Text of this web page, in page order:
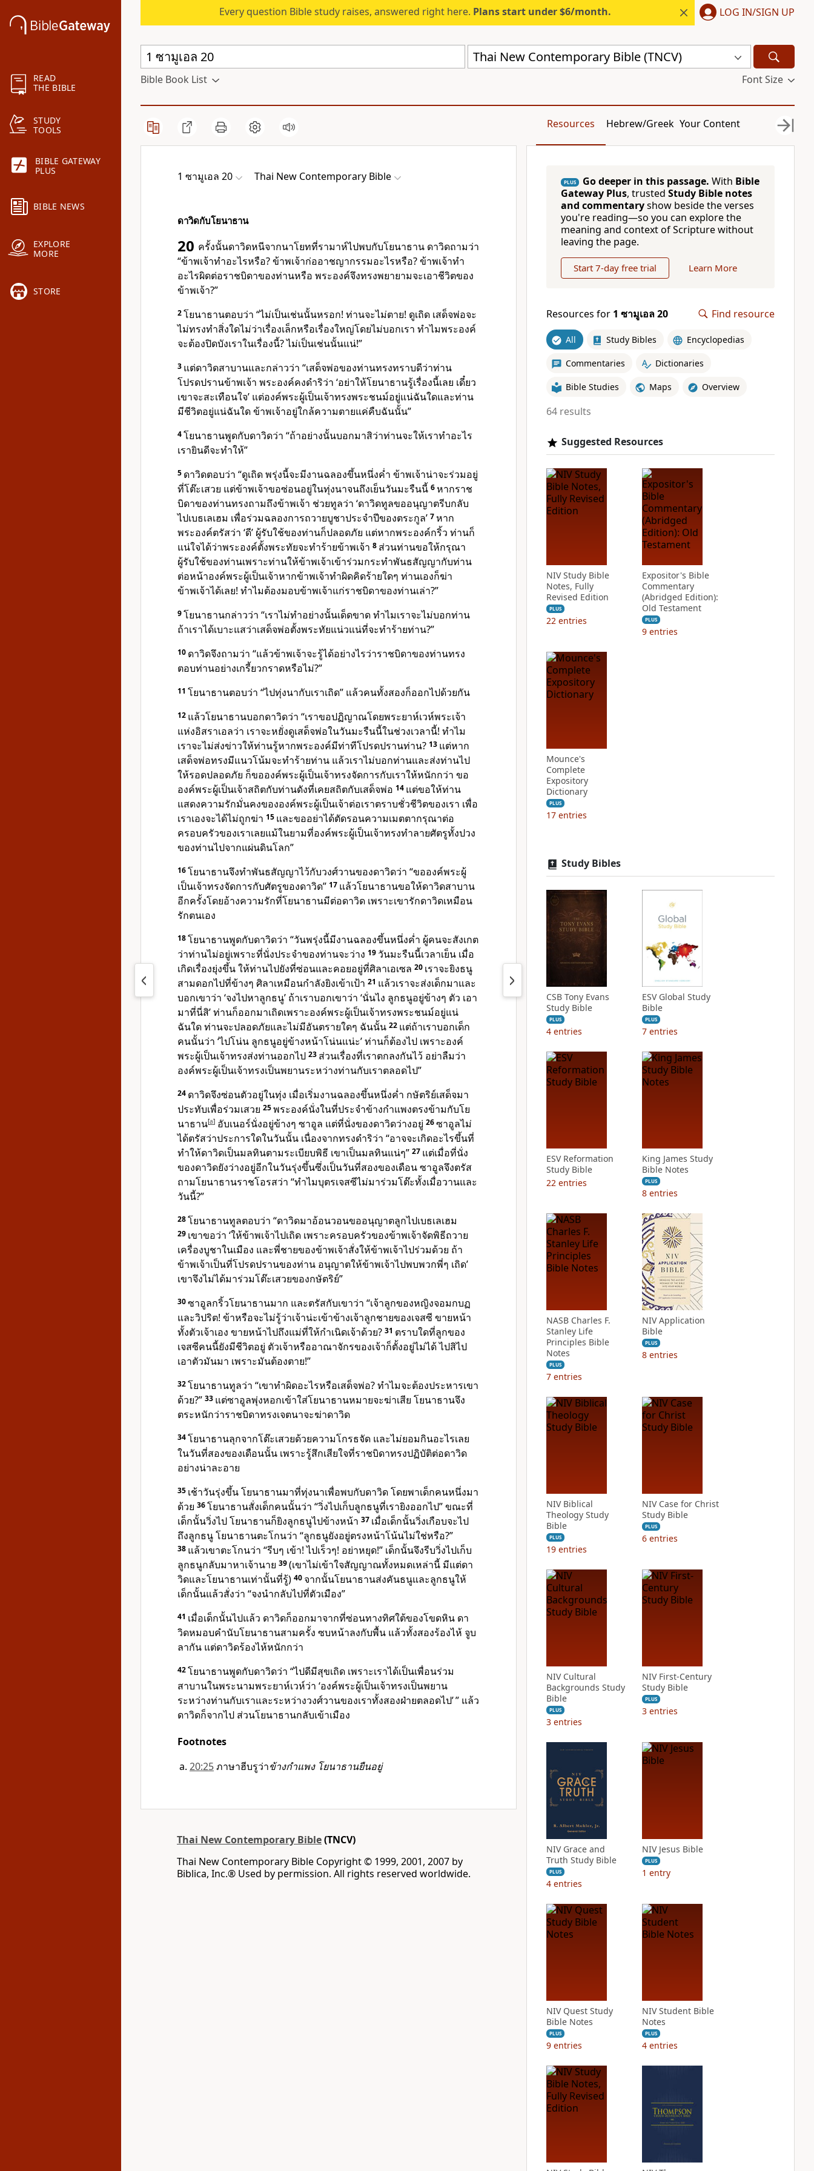
READ
THE BIBLE
STUDY
TOOLS
BIBLE GATEWAY
PLUS
BIBLE NEWS
EXPLORE
MORE
STORE
Every question Bible study raises, answered right here. Plans start under $6/month. LOG IN/SIGN UP
Thai New Contemporary Bible (TNCV)
Bible Book List Font Size
Resources Hebrew/Greek Your Content
1 ซามูเอล 20 Thai New Contemporary Bible
ดาวิดกับโยนาธาน
20 ครั้งนั้นดาวิดหนีจากนาโยทที่รามาห์ไปพบกับโยนาธาน ดาวิดถามว่า
“ข้าพเจ้าทำอะไรหรือ? ข้าพเจ้าก่ออาชญากรรมอะไรหรือ? ข้าพเจ้าทำ
อะไรผิดต่อราชบิดาของท่านหรือ พระองค์จึงทรงพยายามจะเอาชีวิตของ
ข้าพเจ้า?”
2โยนาธานตอบว่า “ไม่เป็นเช่นนั้นหรอก! ท่านจะไม่ตาย! ดูเถิด เสด็จพ่อจะ
ไม่ทรงทำสิ่งใดไม่ว่าเรื่องเล็กหรือเรื่องใหญ่โดยไม่บอกเรา ทำไมพระองค์
จะต้องปิดบังเราในเรื่องนี้? ไม่เป็นเช่นนั้นแน่!”
3 แต่ดาวิดสาบานและกล่าวว่า “เสด็จพ่อของท่านทรงทราบดีว่าท่าน
โปรดปรานข้าพเจ้า พระองค์คงดำริว่า ‘อย่าให้โยนาธานรู้เรื่องนี้เลย เดี๋ยว
เขาจะสะเทือนใจ’ แต่องค์พระผู้เป็นเจ้าทรงพระชนม์อยู่แน่ฉันใดและท่าน
มีชีวิตอยู่แน่ฉันใด ข้าพเจ้าอยู่ใกล้ความตายแค่คืบฉันนั้น”
4โยนาธานพูดกับดาวิดว่า “ถ้าอย่างนั้นบอกมาสิว่าท่านจะให้เราทำอะไร
เรายินดีจะทำให้”
5 ดาวิดตอบว่า “ดูเถิด พรุ่งนี้จะมีงานฉลองขึ้นหนึ่งค่ำ ข้าพเจ้าน่าจะร่วมอยู่
ที่โต๊ะเสวย แต่ข้าพเจ้าขอซ่อนอยู่ในทุ่งนาจนถึงเย็นวันมะรืนนี้ 6หากราช
บิดาของท่านทรงถามถึงข้าพเจ้า ช่วยทูลว่า ‘ดาวิดทูลขออนุญาตรีบกลับ
ไปเบธเลเฮม เพื่อร่วมฉลองการถวายบูชาประจำปีของตระกูล’ 7หาก
พระองค์ตรัสว่า ‘ดี’ ผู้รับใช้ของท่านก็ปลอดภัย แต่หากพระองค์กริ้ว ท่านก็
แน่ใจได้ว่าพระองค์ตั้งพระทัยจะทำร้ายข้าพเจ้า 8 ส่วนท่านขอให้กรุณา
ผู้รับใช้ของท่านเพราะท่านให้ข้าพเจ้าเข้าร่วมกระทำพันธสัญญากับท่าน
ต่อหน้าองค์พระผู้เป็นเจ้าหากข้าพเจ้าทำผิดคิดร้ายใดๆ ท่านเองก็ฆ่า
ข้าพเจ้าได้เลย! ทำไมต้องมอบข้าพเจ้าแก่ราชบิดาของท่านเล่า?”
9โยนาธานกล่าวว่า “เราไม่ทำอย่างนั้นเด็ดขาด ทำไมเราจะไม่บอกท่าน
ถ้าเราได้เบาะแสว่าเสด็จพ่อตั้งพระทัยแน่วแน่ที่จะทำร้ายท่าน?”
10 ดาวิดจึงถามว่า “แล้วข้าพเจ้าจะรู้ได้อย่างไรว่าราชบิดาของท่านทรง
ตอบท่านอย่างเกรี้ยวกราดหรือไม่?”
11 โยนาธานตอบว่า “ไปทุ่งนากับเราเถิด” แล้วคนทั้งสองก็ออกไปด้วยกัน
12 แล้วโยนาธานบอกดาวิดว่า “เราขอปฏิญาณโดยพระยาห์เวห์พระเจ้า
แห่งอิสราเอลว่า เราจะหยั่งดูเสด็จพ่อในวันมะรืนนี้ในช่วงเวลานี้! ทำไม
เราจะไม่ส่งข่าวให้ท่านรู้หากพระองค์มีท่าทีโปรดปรานท่าน? 13 แต่หาก
เสด็จพ่อทรงมีแนวโน้มจะทำร้ายท่าน แล้วเราไม่บอกท่านและส่งท่านไป
ให้รอดปลอดภัย ก็ขอองค์พระผู้เป็นเจ้าทรงจัดการกับเราให้หนักกว่า ขอ
องค์พระผู้เป็นเจ้าสถิตกับท่านดังที่เคยสถิตกับเสด็จพ่อ 14 แต่ขอให้ท่าน
แสดงความรักมั่นคงขององค์พระผู้เป็นเจ้าต่อเราตราบชั่วชีวิตของเรา เพื่อ
เราเองจะได้ไม่ถูกฆ่า 15 และขออย่าได้ตัดรอนความเมตตากรุณาต่อ
ครอบครัวของเราเลยแม้ในยามที่องค์พระผู้เป็นเจ้าทรงทำลายศัตรูทั้งปวง
ของท่านไปจากแผ่นดินโลก”
16โยนาธานจึงทำพันธสัญญาไว้กับวงศ์วานของดาวิดว่า “ขอองค์พระผู้
เป็นเจ้าทรงจัดการกับศัตรูของดาวิด” 17 แล้วโยนาธานขอให้ดาวิดสาบาน
อีกครั้งโดยอ้างความรักที่โยนาธานมีต่อดาวิด เพราะเขารักดาวิดเหมือน
รักตนเอง
18โยนาธานพูดกับดาวิดว่า “วันพรุ่งนี้มีงานฉลองขึ้นหนึ่งค่ำ ผู้คนจะสังเกต
ว่าท่านไม่อยู่เพราะที่นั่งประจำของท่านจะว่าง 19 วันมะรืนนี้เวลาเย็น เมื่อ
เกิดเรื่องยุ่งขึ้น ให้ท่านไปยังที่ซ่อนและคอยอยู่ที่ศิลาเอเซล 20 เราจะยิงธนู
สามดอกไปที่ข้างๆ ศิลาเหมือนกำลังยิงเข้าเป้า 21 แล้วเราจะส่งเด็กมาและ
บอกเขาว่า ‘จงไปหาลูกธนู’ ถ้าเราบอกเขาว่า ‘นั่นไง ลูกธนูอยู่ข้างๆ ตัว เอา
มาที่นี่สิ’ ท่านก็ออกมาเถิดเพราะองค์พระผู้เป็นเจ้าทรงพระชนม์อยู่แน่
ฉันใด ท่านจะปลอดภัยและไม่มีอันตรายใดๆ ฉันนั้น 22 แต่ถ้าเราบอกเด็ก
คนนั้นว่า ‘ไปโน่น ลูกธนูอยู่ข้างหน้าโน่นแน่ะ’ ท่านก็ต้องไป เพราะองค์
พระผู้เป็นเจ้าทรงส่งท่านออกไป 23 ส่วนเรื่องที่เราตกลงกันไว้ อย่าลืมว่า
องค์พระผู้เป็นเจ้าทรงเป็นพยานระหว่างท่านกับเราตลอดไป”
24 ดาวิดจึงซ่อนตัวอยู่ในทุ่ง เมื่อเริ่มงานฉลองขึ้นหนึ่งค่ำ กษัตริย์เสด็จมา
ประทับเพื่อร่วมเสวย 25พระองค์นั่งในที่ประจำข้างกำแพงตรงข้ามกับโย
นาธาน[a] อับเนอร์นั่งอยู่ข้างๆ ซาอูล แต่ที่นั่งของดาวิดว่างอยู่ 26ซาอูลไม่
ได้ตรัสว่าประการใดในวันนั้น เนื่องจากทรงดำริว่า “อาจจะเกิดอะไรขึ้นที่
ทำให้ดาวิดเป็นมลทินตามระเบียบพิธี เขาเป็นมลทินแน่ๆ” 27 แต่เมื่อที่นั่ง
ของดาวิดยังว่างอยู่อีกในวันรุ่งขึ้นซึ่งเป็นวันที่สองของเดือน ซาอูลจึงตรัส
ถามโยนาธานราชโอรสว่า “ทำไมบุตรเจสซีไม่มาร่วมโต๊ะทั้งเมื่อวานและ
วันนี้?”
28โยนาธานทูลตอบว่า “ดาวิดมาอ้อนวอนขออนุญาตลูกไปเบธเลเฮม
29 เขาขอว่า ‘ให้ข้าพเจ้าไปเถิด เพราะครอบครัวของข้าพเจ้าจัดพิธีถวาย
เครื่องบูชาในเมือง และพี่ชายของข้าพเจ้าสั่งให้ข้าพเจ้าไปร่วมด้วย ถ้า
ข้าพเจ้าเป็นที่โปรดปรานของท่าน อนุญาตให้ข้าพเจ้าไปพบพวกพี่ๆ เถิด’
เขาจึงไม่ได้มาร่วมโต๊ะเสวยของกษัตริย์”
30ซาอูลกริ้วโยนาธานมาก และตรัสกับเขาว่า “เจ้าลูกของหญิงจอมกบฏ
และวิปริต! ข้าหรือจะไม่รู้ว่าเจ้าน่ะเข้าข้างเจ้าลูกชายของเจสซี ขายหน้า
ทั้งตัวเจ้าเอง ขายหน้าไปถึงแม่ที่ให้กำเนิดเจ้าด้วย? 31 ตราบใดที่ลูกของ
เจสซีคนนี้ยังมีชีวิตอยู่ ตัวเจ้าหรืออาณาจักรของเจ้าก็ตั้งอยู่ไม่ได้ ไปสิไป
เอาตัวมันมา เพราะมันต้องตาย!”
32โยนาธานทูลว่า “เขาทำผิดอะไรหรือเสด็จพ่อ? ทำไมจะต้องประหารเขา
ด้วย?” 33 แต่ซาอูลพุ่งหอกเข้าใส่โยนาธานหมายจะฆ่าเสีย โยนาธานจึง
ตระหนักว่าราชบิดาทรงเจตนาจะฆ่าดาวิด
34โยนาธานลุกจากโต๊ะเสวยด้วยความโกรธจัด และไม่ยอมกินอะไรเลย
ในวันที่สองของเดือนนั้น เพราะรู้สึกเสียใจที่ราชบิดาทรงปฏิบัติต่อดาวิด
อย่างน่าละอาย
35 เช้าวันรุ่งขึ้น โยนาธานมาที่ทุ่งนาเพื่อพบกับดาวิด โดยพาเด็กคนหนึ่งมา
ด้วย 36โยนาธานสั่งเด็กคนนั้นว่า “วิ่งไปเก็บลูกธนูที่เรายิงออกไป” ขณะที่
เด็กนั้นวิ่งไป โยนาธานก็ยิงลูกธนูไปข้างหน้า 37 เมื่อเด็กนั้นวิ่งเกือบจะไป
ถึงลูกธนู โยนาธานตะโกนว่า “ลูกธนูยังอยู่ตรงหน้าโน้นไม่ใช่หรือ?”
38 แล้วเขาตะโกนว่า “รีบๆ เข้า! ไปเร็วๆ! อย่าหยุด!” เด็กนั้นจึงรีบวิ่งไปเก็บ
ลูกธนูกลับมาหาเจ้านาย 39(เขาไม่เข้าใจสัญญาณทั้งหมดเหล่านี้ มีแต่ดา
วิดและโยนาธานเท่านั้นที่รู้) 40 จากนั้นโยนาธานส่งคันธนูและลูกธนูให้
เด็กนั้นแล้วสั่งว่า “จงนำกลับไปที่ตัวเมือง”
41 เมื่อเด็กนั้นไปแล้ว ดาวิดก็ออกมาจากที่ซ่อนทางทิศใต้ของโขดหิน ดา
วิดหมอบคำนับโยนาธานสามครั้ง ซบหน้าลงกับพื้น แล้วทั้งสองร้องไห้ จูบ
ลากัน แต่ดาวิดร้องไห้หนักกว่า
42โยนาธานพูดกับดาวิดว่า “ไปดีมีสุขเถิด เพราะเราได้เป็นเพื่อนร่วม
สาบานในพระนามพระยาห์เวห์ว่า ‘องค์พระผู้เป็นเจ้าทรงเป็นพยาน
ระหว่างท่านกับเราและระหว่างวงศ์วานของเราทั้งสองฝ่ายตลอดไป’ ” แล้ว
ดาวิดก็จากไป ส่วนโยนาธานกลับเข้าเมือง
Footnotes
20:25ภาษาฮีบรูว่าข้างกำแพง โยนาธานยืนอยู่
Thai New Contemporary Bible(TNCV)
Thai New Contemporary Bible Copyright © 1999, 2001, 2007 by
Biblica, Inc.® Used by permission. All rights reserved worldwide.
PLUS Go deeper in this passage. With Bible
Gateway Plus, trusted Study Bible notes
and commentaryshow beside the verses
you're reading—so you can explore the
meaning and context of Scripture without
leaving the page.
Start 7-day free trial Learn More
Resources for 1 ซามูเอล 20 Find resource
All Study Bibles Encyclopedias
Commentaries Dictionaries
Bible Studies Maps Overview
64 results
Suggested Resources
NIV Study Bible
Notes, Fully
Revised Edition
PLUS
22 entries
Expositor's Bible
Commentary
(Abridged Edition):
Old Testament
PLUS
9 entries
Mounce's
Complete
Expository
Dictionary
PLUS
17 entries
Study Bibles
CSB Tony Evans
Study Bible
PLUS
4 entries
ESV Global Study
Bible
PLUS
7 entries
ESV Reformation
Study Bible
22 entries
King James Study
Bible Notes
PLUS
8 entries
NASB Charles F.
Stanley Life
Principles Bible
Notes
PLUS
7 entries
NIV Application
Bible
PLUS
8 entries
NIV Biblical
Theology Study
Bible
PLUS
19 entries
NIV Case for Christ
Study Bible
PLUS
6 entries
NIV Cultural
Backgrounds Study
Bible
PLUS
3 entries
NIV First-Century
Study Bible
PLUS
3 entries
NIV Grace and
Truth Study Bible
PLUS
4 entries
NIV Jesus Bible
PLUS
1 entry
NIV Quest Study
Bible Notes
PLUS
9 entries
NIV Student Bible
Notes
PLUS
4 entries